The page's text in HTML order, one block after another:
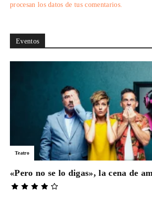
procesan los datos de tus comentarios.
Eventos
Teatro
«Pero no se lo digas», la cena de